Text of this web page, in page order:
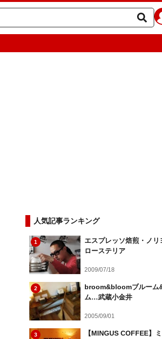
人気記事ランキング
1
エスプレッソ焙煎・ノリ
ローステリア
2009/07/18
2
broom&bloomブルーム
ム…武蔵小金井
2005/09/01
3
【MINGUS COFFEE】